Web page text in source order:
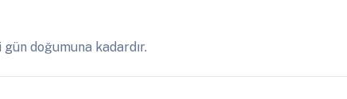
doğumuna kadardır.